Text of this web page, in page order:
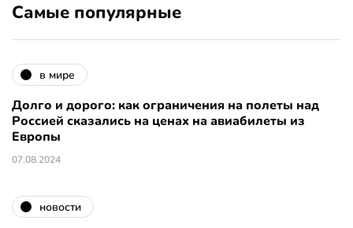
Самые популярные
в мире
Долго и дорого: как ограничения на полеты над
Россией сказались на ценах на авиабилеты из
Европы
07.08.2024
новости